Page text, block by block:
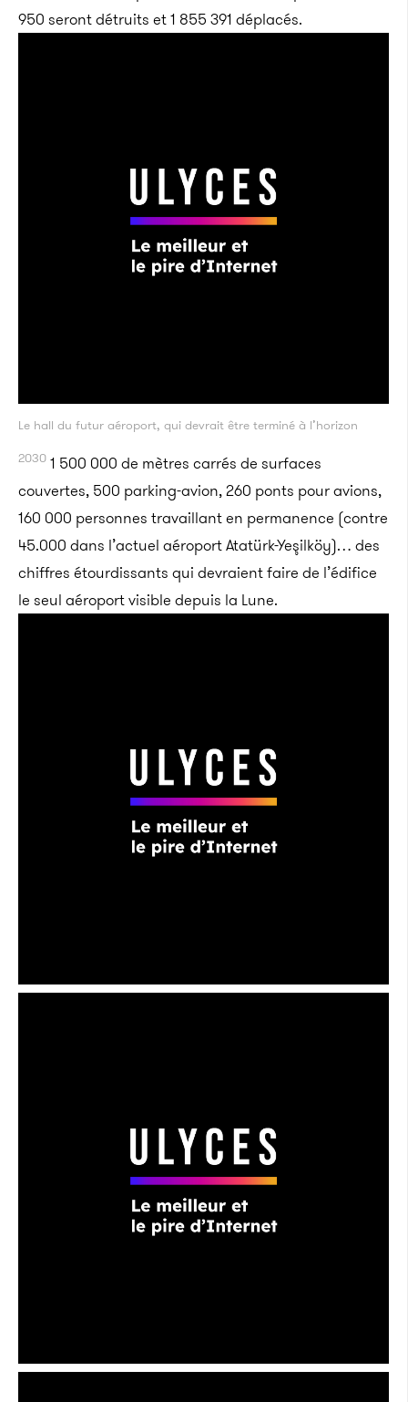
950 seront détruits et 1 855 391 déplacés.
Le hall du futur aéroport, qui devrait être terminé à l’horizon
2030 1 500 000 de mètres carrés de surfaces
couvertes, 500 parking-avion, 260 ponts pour avions,
160 000 personnes travaillant en permanence (contre
45.000 dans l’actuel aéroport Atatürk-Yeşilköy)… des
chiffres étourdissants qui devraient faire de l’édifice
le seul aéroport visible depuis la Lune.